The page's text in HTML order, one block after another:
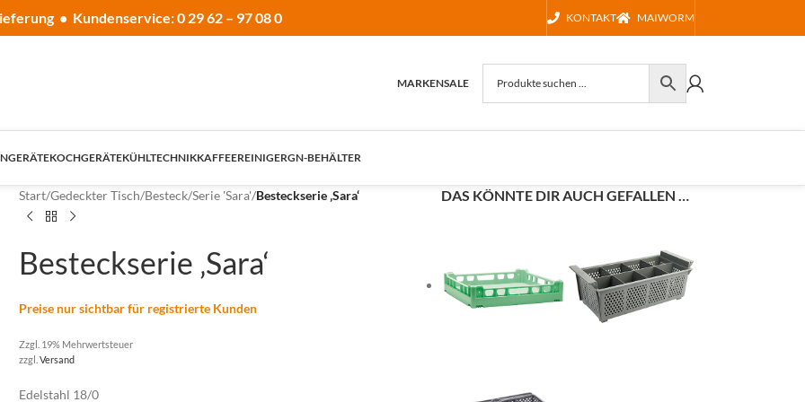
• Kundenservice: 0 29 62 – 97 08 0 KONTAKT MAIWORM
MARKENSALE
KOCHGERÄTEKÜHLTECHNIKKAFFEEREINIGERGN-BEHÄLTER
Start/Gedeckter Tisch/Besteck/Serie 'Sara'/Besteckserie ‚Sara‘
Besteckserie ‚Sara‘
Preise nur sichtbar für registrierte Kunden
Zzgl. 19% Mehrwertsteuer
zzgl.Versand
Edelstahl 18/0
DAS KÖNNTE DIR AUCH GEFALLEN …